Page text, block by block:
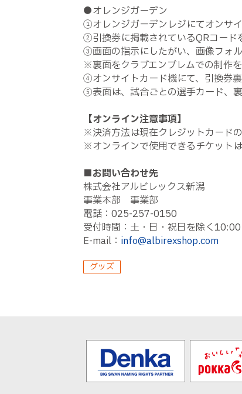
●オレンジガーデン
①オレンジガーデンレジにてオンサ
②引換券に掲載されているQRコード
③画面の指示にしたがい、画像フォ
※裏面をクラブエンブレムでの制作
④オンサイトカード機にて、引換券
⑤表面は、試合ごとの選手カード、
【オンライン注意事項】
※決済方法は現在クレジットカード
※オンラインで使用できるチケット
■お問い合わせ先
株式会社アルビレックス新潟
事業本部 事業部
電話：025-257-0150
受付時間：土・日・祝日を除く
E-mail： info@albirexshop.com
グッズ